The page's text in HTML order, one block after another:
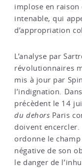
implose en
intenable, qui
d’appropriation
L’analyse par
révolutionnaires
mis à jour par
l’indignation.
précèdent le 14
du dehors Paris
doivent encercler.
ordonne le
négative de son
le danger de